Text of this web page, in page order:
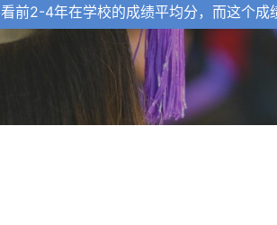
前2-4年在学校的成绩平均分，而这个成